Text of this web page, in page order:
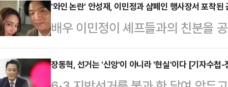
나타났다. 여론조사기관 미디어토
선 ARS(자동응답) 방식으로 부산
치러지고 다음 세 인물이 맞붙는다
하정우 수석은 35.5%로 나타났다.
'와인 논란' 안성재, 이민정과 샴페인 행사장서 포착된
배우 이민정이 셰프들과의 친분을
싸인 안성재의 근황도 함께 주목받
서비스(SNS)에 “나와 정확한 동갑
장동혁, 선거는 '신앙'이 아니라 '현실'이다 [기자수첩-